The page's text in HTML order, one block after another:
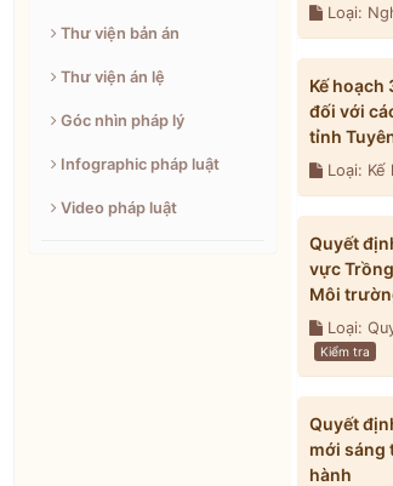
Thư viện bản án
Thư viện án lệ
Góc nhìn pháp lý
Infographic pháp luật
Video pháp luật
Loại:
Kế
đối với
tỉnh
Loại: Kế
Quyết
vực
Môi
Loại:
Kiểm tra
Quyết
mới sáng
hành